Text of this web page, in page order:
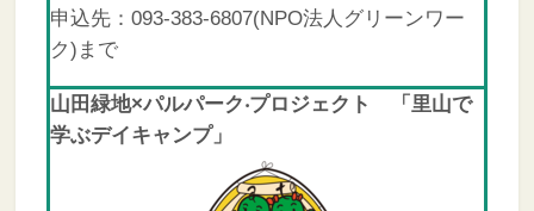
申込先：093-383-6807(NPO法人グリーンワー
ク)まで
山田緑地×パルパーク‧プロジェクト 「里山で
学ぶデイキャンプ」